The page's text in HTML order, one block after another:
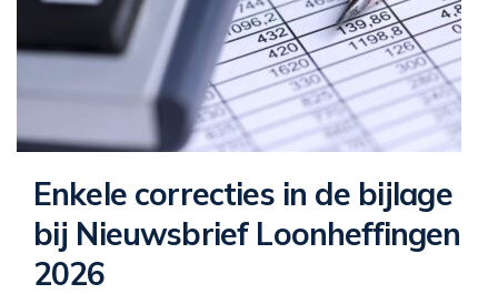
Enkele correcties in de bijlage
bij Nieuwsbrief Loonheffingen
2026